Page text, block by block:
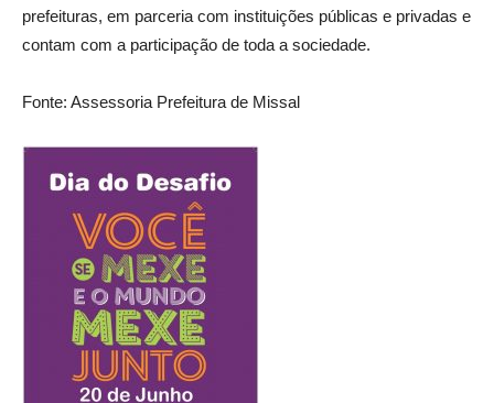
prefeituras, em parceria com instituições públicas e privadas e
contam com a participação de toda a sociedade.
Fonte: Assessoria Prefeitura de Missal